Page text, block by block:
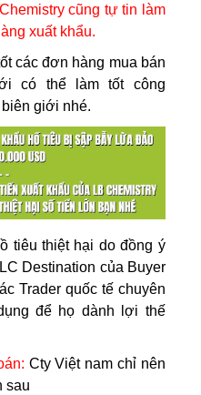
cũng tự tin làm
xuất khẩu.
các đơn hàng mua bán
có thể làm tốt công
giới nhé.
tiêu thiệt hại do đồng ý
Destination của Buyer
Trader quốc tế chuyên
để họ dành lợi thế
: Cty Việt nam chỉ nên
sau